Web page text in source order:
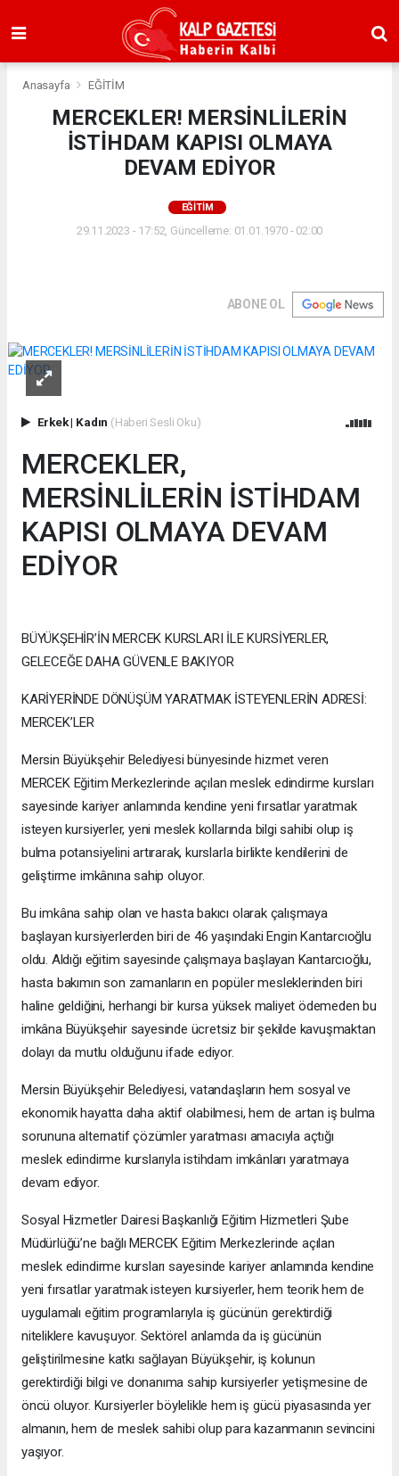
Anasayfa EĞİTİM
MERCEKLER! MERSİNLİLERİN
İSTİHDAM KAPISI OLMAYA
DEVAM EDİYOR
EĞİTİM
29.11.2023 - 17:52, Güncelleme: 01.01.1970 - 02:00
ABONE OL
Erkek| Kadın (Haberi Sesli Oku)
MERCEKLER,
MERSİNLİLERİN İSTİHDAM
KAPISI OLMAYA DEVAM
EDİYOR
BÜYÜKŞEHİR’İN MERCEK KURSLARI İLE KURSİYERLER,
GELECEĞE DAHA GÜVENLE BAKIYOR
KARİYERİNDE DÖNÜŞÜM YARATMAK İSTEYENLERİN ADRESİ:
MERCEK’LER
Mersin Büyükşehir Belediyesi bünyesinde hizmet veren
MERCEK Eğitim Merkezlerinde açılan meslek edindirme kursları
sayesinde kariyer anlamında kendine yeni fırsatlar yaratmak
isteyen kursiyerler, yeni meslek kollarında bilgi sahibi olup iş
bulma potansiyelini artırarak, kurslarla birlikte kendilerini de
geliştirme imkânına sahip oluyor.
Bu imkâna sahip olan ve hasta bakıcı olarak çalışmaya
başlayan kursiyerlerden biri de 46 yaşındaki Engin Kantarcıoğlu
oldu. Aldığı eğitim sayesinde çalışmaya başlayan Kantarcıoğlu,
hasta bakımın son zamanların en popüler mesleklerinden biri
haline geldiğini, herhangi bir kursa yüksek maliyet ödemeden bu
imkâna Büyükşehir sayesinde ücretsiz bir şekilde kavuşmaktan
dolayı da mutlu olduğunu ifade ediyor.
Mersin Büyükşehir Belediyesi, vatandaşların hem sosyal ve
ekonomik hayatta daha aktif olabilmesi, hem de artan iş bulma
sorununa alternatif çözümler yaratması amacıyla açtığı
meslek edindirme kurslarıyla istihdam imkânları yaratmaya
devam ediyor.
Sosyal Hizmetler Dairesi Başkanlığı Eğitim Hizmetleri Şube
Müdürlüğü’ne bağlı MERCEK Eğitim Merkezlerinde açılan
meslek edindirme kursları sayesinde kariyer anlamında kendine
yeni fırsatlar yaratmak isteyen kursiyerler, hem teorik hem de
uygulamalı eğitim programlarıyla iş gücünün gerektirdiği
niteliklere kavuşuyor. Sektörel anlamda da iş gücünün
geliştirilmesine katkı sağlayan Büyükşehir, iş kolunun
gerektirdiği bilgi ve donanıma sahip kursiyerler yetişmesine de
öncü oluyor. Kursiyerler böylelikle hem iş gücü piyasasında yer
almanın, hem de meslek sahibi olup para kazanmanın sevincini
yaşıyor.